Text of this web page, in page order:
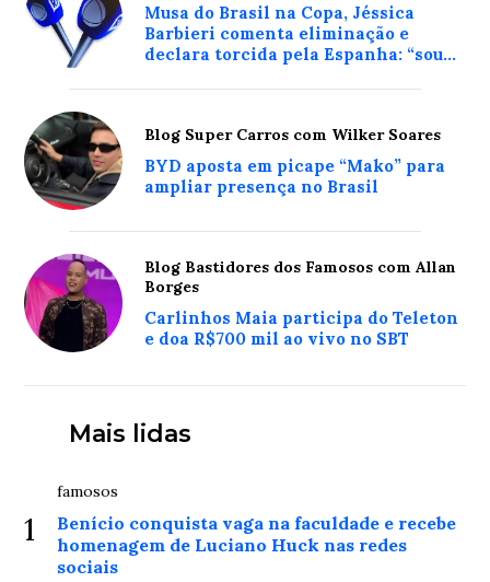
Musa do Brasil na Copa, Jéssica
Barbieri comenta eliminação e
declara torcida pela Espanha: “sou
Blog Super Carros com Wilker Soares
BYD aposta em picape “Mako” para
ampliar presença no Brasil
Blog Bastidores dos Famosos com Allan
Borges
Carlinhos Maia participa do Teleton
e doa R$700 mil ao vivo no SBT
Mais lidas
1
famosos
Benício conquista vaga na faculdade e recebe
homenagem de Luciano Huck nas redes
sociais